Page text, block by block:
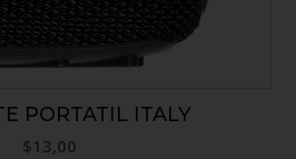
PORTATIL ITALY
$13,00